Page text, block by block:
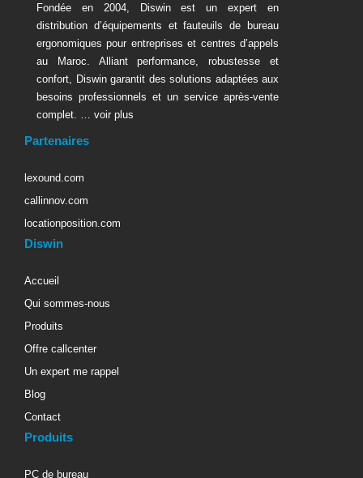
Fondée en 2004, Diswin est un expert en
distribution d’équipements et fauteuils de bureau
ergonomiques pour entreprises et centres d’appels
au Maroc. Alliant performance, robustesse et
confort, Diswin garantit des solutions adaptées aux
besoins professionnels et un service après-vente
complet. …
voir plus
Partenaires
lexound.com
callinnov.com
locationposition.com
Diswin
Accueil
Qui sommes-nous
Produits
Offre callcenter
Un expert me rappel
Blog
Contact
Produits
PC de bureau